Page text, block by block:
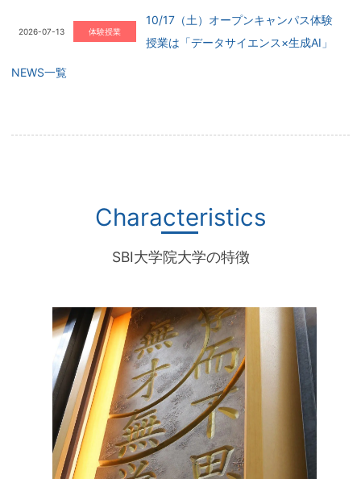
2026-07-13 体験授業
10/17（土）オープンキャンパス体験
授業は「データサイエンス×生成AI」
NEWS一覧
Characteristics
SBI大学院大学の特徴